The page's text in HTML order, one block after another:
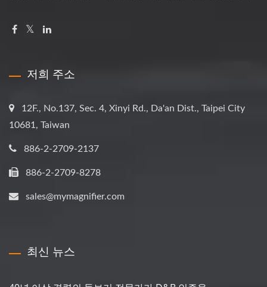
저희 주소
12F., No.137, Sec. 4, Xinyi Rd., Da'an Dist., Taipei City
10681, Taiwan
886-2-2709-2137
886-2-2709-8278
sales@mymagnifier.com
최신 뉴스